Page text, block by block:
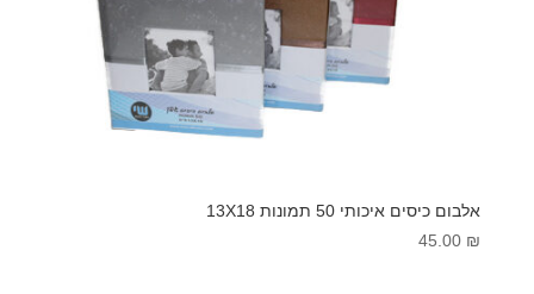
אלבום כיסים איכותי 50 תמונות 13X18
45.00 ₪